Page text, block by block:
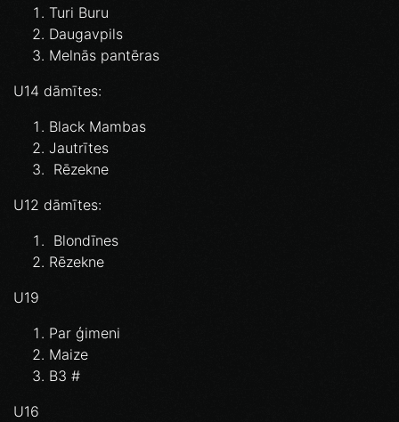
Turi Buru⁣
Daugavpils⁣
Melnās pantēras⁣
U14 dāmītes:⁣
Black Mambas⁣
Jautrītes⁣
Rēzekne⁣
U12 dāmītes:⁣
Blondīnes⁣
Rēzekne
U19
Par ģimeni
Maize
B3 #
U16